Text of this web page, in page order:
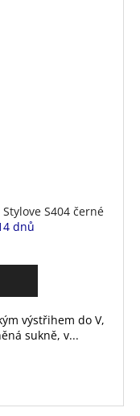
S404 černé
dnů
výstřihem do V,
sukně, v...